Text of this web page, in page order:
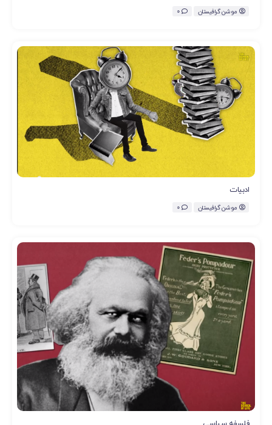
موشن گرافیستان 0
ادبیات
موشن گرافیستان 0